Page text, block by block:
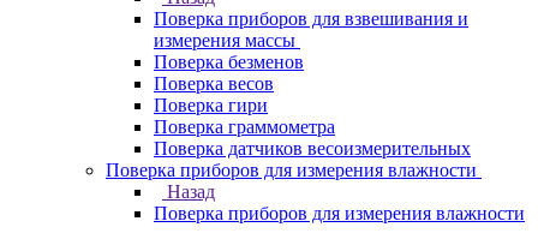
Поверка приборов для взвешивания и
измерения массы
Поверка безменов
Поверка весов
Поверка гири
Поверка граммометра
Поверка датчиков весоизмерительных
Поверка приборов для измерения влажности
Назад
Поверка приборов для измерения влажности